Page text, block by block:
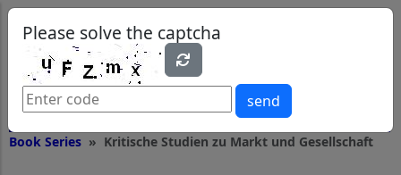
Please solve the captcha
send
Book Series Kritische Studien zu Markt und Gesellschaft